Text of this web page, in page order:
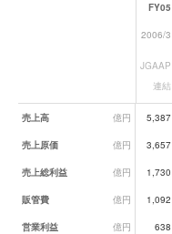
業績データ一覧
FY05
2006/3
JGAAP
連結
売上高 億円 5,387
売上原価 億円 3,657
売上総利益 億円 1,730
販管費 億円 1,092
営業利益 億円 638